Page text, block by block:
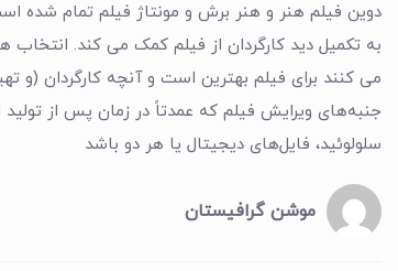
دوین فیلم هنر و هنر برش و مونتاژ فیلم تمام شده
به تکمیل دید کارگردان از فیلم کمک می کند. انتخاب
می کنند برای فیلم بهترین است و آنچه کارگردان (و
جنبه‌های ویرایش فیلم که عمدتاً در زمان پس از
سلولوئید، فایل‌های دیجیتال یا هر دو باشد
موشن گرافیستان